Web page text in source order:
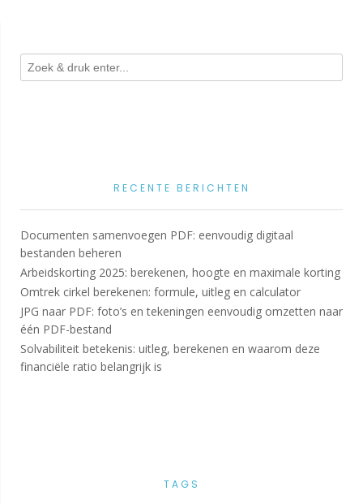
RECENTE BERICHTEN
Documenten samenvoegen PDF: eenvoudig digitaal
bestanden beheren
Arbeidskorting 2025: berekenen, hoogte en maximale korting
Omtrek cirkel berekenen: formule, uitleg en calculator
JPG naar PDF: foto’s en tekeningen eenvoudig omzetten naar
één PDF-bestand
Solvabiliteit betekenis: uitleg, berekenen en waarom deze
financiële ratio belangrijk is
TAGS